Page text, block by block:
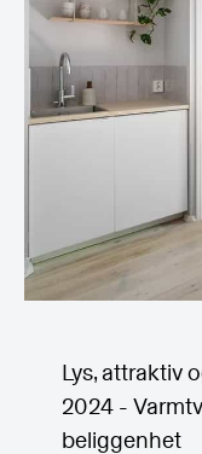
Lys, attraktiv
2024 -
beliggenhet